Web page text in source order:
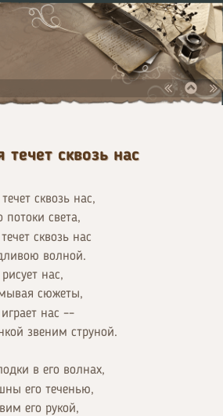
течет сквозь нас
сквозь нас,
потоки света,
сквозь нас
волной.
нас,
сюжеты,
нас ––
звеним струной.
в его волнах,
его теченью,
его рукой,